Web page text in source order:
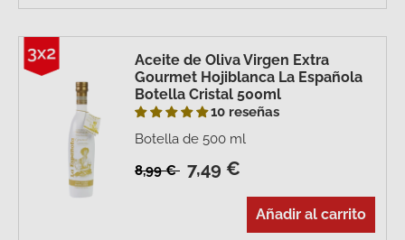
Aceite de Oliva Virgen Extra
Gourmet Hojiblanca La Española
Botella Cristal 500ml
10 reseñas
Botella de 500 ml
8,99 € 7,49 €
Añadir al carrito